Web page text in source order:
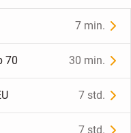
7 min.
70 30 min.
7 std.
7 std.